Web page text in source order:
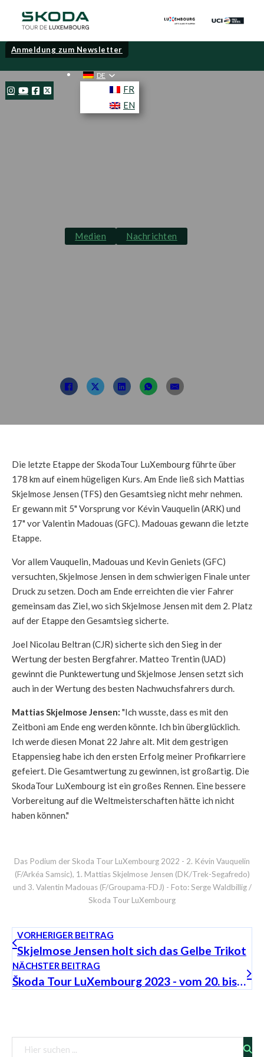
Anmeldung zum Newsletter
DE
FR
EN
Medien Nachrichten
Die letzte Etappe der SkodaTour LuXembourg führte über
178 km auf einem hügeligen Kurs. Am Ende ließ sich Mattias
Skjelmose Jensen (TFS) den Gesamtsieg nicht mehr nehmen.
Er gewann mit 5" Vorsprung vor Kévin Vauquelin (ARK) und
17" vor Valentin Madouas (GFC). Madouas gewann die letzte
Etappe.
Vor allem Vauquelin, Madouas und Kevin Geniets (GFC)
versuchten, Skjelmose Jensen in dem schwierigen Finale unter
Druck zu setzen. Doch am Ende erreichten die vier Fahrer
gemeinsam das Ziel, wo sich Skjelmose Jensen mit dem 2. Platz
auf der Etappe den Gesamtsieg sicherte.
Joel Nicolau Beltran (CJR) sicherte sich den Sieg in der
Wertung der besten Bergfahrer. Matteo Trentin (UAD)
gewinnt die Punktewertung und Skjelmose Jensen setzt sich
auch in der Wertung des besten Nachwuchsfahrers durch.
Mattias Skjelmose Jensen: "Ich wusste, dass es mit den
Zeitboni am Ende eng werden könnte. Ich bin überglücklich.
Ich werde diesen Monat 22 Jahre alt. Mit dem gestrigen
Etappensieg habe ich den ersten Erfolg meiner Profikarriere
gefeiert. Die Gesamtwertung zu gewinnen, ist großartig. Die
SkodaTour LuXembourg ist ein großes Rennen. Eine bessere
Vorbereitung auf die Weltmeisterschaften hätte ich nicht
haben können."
Das Podium der Skoda Tour LuXembourg 2022 - 2. Kévin Vauquelin
(F/Arkéa Samsic), 1. Mattias Skjelmose Jensen (DK/Trek-Segafredo)
und 3. Valentin Madouas (F/Groupama-FDJ) - Foto: Serge Waldbillig /
Skoda Tour LuXembourg
VORHERIGER BEITRAG
Skjelmose Jensen holt sich das Gelbe Trikot
NÄCHSTER BEITRAG
Škoda Tour LuXembourg 2023 - vom 20. bis 24. September